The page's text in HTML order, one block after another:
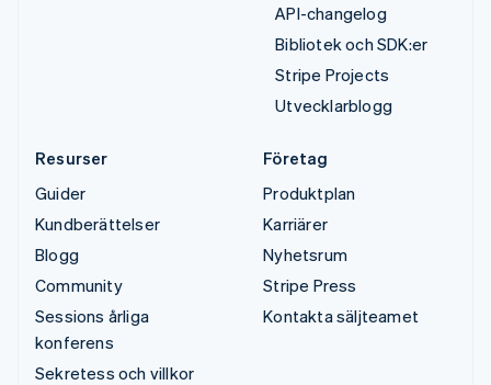
API-changelog
Bibliotek och SDK:er
Stripe Projects
Utvecklarblogg
Resurser
Guider
Kundberättelser
Blogg
Community
Sessions årliga
konferens
Sekretess och villkor
Företag
Produktplan
Karriärer
Nyhetsrum
Stripe Press
Kontakta säljteamet